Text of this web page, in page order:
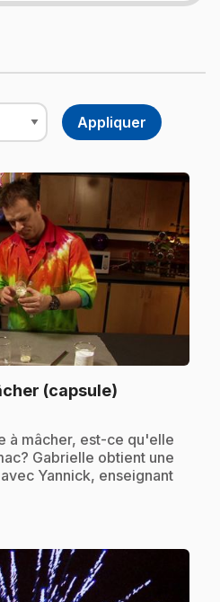
(capsule)
à mâcher, est-ce qu'elle
Gabrielle obtient une
Yannick, enseignant